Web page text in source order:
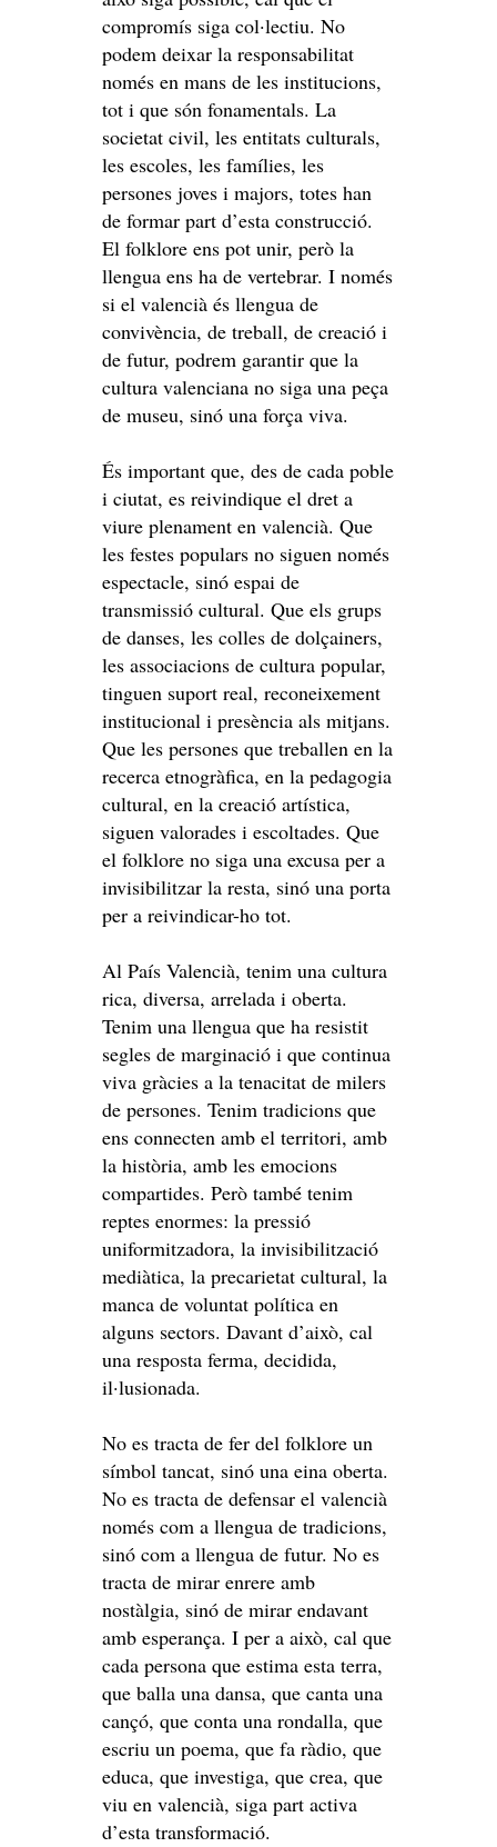
compromís siga col·lectiu. No
podem deixar la responsabilitat
només en mans de les institucions,
tot i que són fonamentals. La
societat civil, les entitats culturals,
les escoles, les famílies, les
persones joves i majors, totes han
de formar part d’esta construcció.
El folklore ens pot unir, però la
llengua ens ha de vertebrar. I només
si el valencià és llengua de
convivència, de treball, de creació i
de futur, podrem garantir que la
cultura valenciana no siga una peça
de museu, sinó una força viva.
És important que, des de cada poble
i ciutat, es reivindique el dret a
viure plenament en valencià. Que
les festes populars no siguen només
espectacle, sinó espai de
transmissió cultural. Que els grups
de danses, les colles de dolçainers,
les associacions de cultura popular,
tinguen suport real, reconeixement
institucional i presència als mitjans.
Que les persones que treballen en la
recerca etnogràfica, en la pedagogia
cultural, en la creació artística,
siguen valorades i escoltades. Que
el folklore no siga una excusa per a
invisibilitzar la resta, sinó una porta
per a reivindicar-ho tot.
Al País Valencià, tenim una cultura
rica, diversa, arrelada i oberta.
Tenim una llengua que ha resistit
segles de marginació i que continua
viva gràcies a la tenacitat de milers
de persones. Tenim tradicions que
ens connecten amb el territori, amb
la història, amb les emocions
compartides. Però també tenim
reptes enormes: la pressió
uniformitzadora, la invisibilització
mediàtica, la precarietat cultural, la
manca de voluntat política en
alguns sectors. Davant d’això, cal
una resposta ferma, decidida,
il·lusionada.
No es tracta de fer del folklore un
símbol tancat, sinó una eina oberta.
No es tracta de defensar el valencià
només com a llengua de tradicions,
sinó com a llengua de futur. No es
tracta de mirar enrere amb
nostàlgia, sinó de mirar endavant
amb esperança. I per a això, cal que
cada persona que estima esta terra,
que balla una dansa, que canta una
cançó, que conta una rondalla, que
escriu un poema, que fa ràdio, que
educa, que investiga, que crea, que
viu en valencià, siga part activa
d’esta transformació.